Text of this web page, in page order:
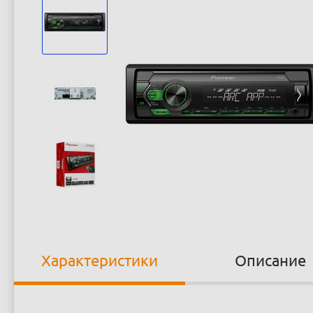
Характеристики Описание